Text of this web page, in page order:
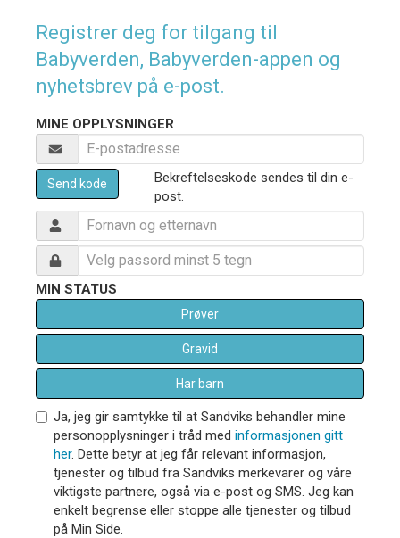
Registrer deg for tilgang til
Babyverden, Babyverden-appen og
nyhetsbrev på e-post.
MINE OPPLYSNINGER
Send kode
Bekreftelseskode sendes til din e-
post.
MIN STATUS
Prøver
Gravid
Har barn
Ja, jeg gir samtykke til at Sandviks behandler mine
personopplysninger i tråd med informasjonen gitt
her. Dette betyr at jeg får relevant informasjon,
tjenester og tilbud fra Sandviks merkevarer og våre
viktigste partnere, også via e-post og SMS. Jeg kan
enkelt begrense eller stoppe alle tjenester og tilbud
på Min Side.